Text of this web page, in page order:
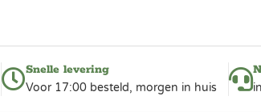
Snelle levering
Voor 17:00 besteld, morgen in huis